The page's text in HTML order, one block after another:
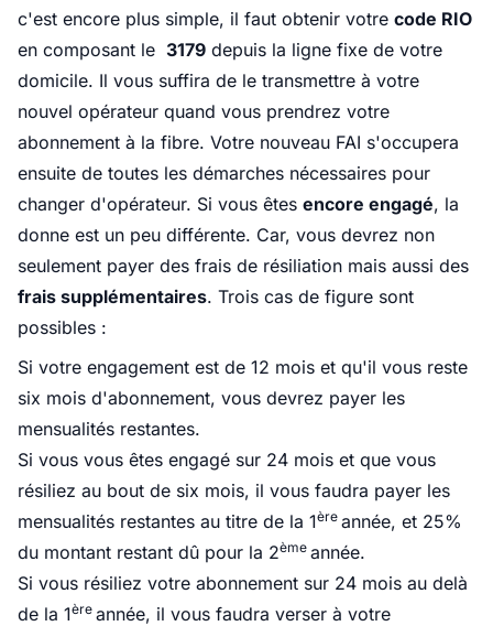
c'est encore plus simple, il faut obtenir votre code RIO
en composant le 3179 depuis la ligne fixe de votre
domicile. Il vous suffira de le transmettre à votre
nouvel opérateur quand vous prendrez votre
abonnement à la fibre. Votre nouveau FAI s'occupera
ensuite de toutes les démarches nécessaires pour
changer d'opérateur. Si vous êtes encore engagé, la
donne est un peu différente. Car, vous devrez non
seulement payer des frais de résiliation mais aussi des
frais supplémentaires. Trois cas de figure sont
possibles :
Si votre engagement est de 12 mois et qu'il vous reste
six mois d'abonnement, vous devrez payer les
mensualités restantes.
Si vous vous êtes engagé sur 24 mois et que vous
résiliez au bout de six mois, il vous faudra payer les
mensualités restantes au titre de la 1ère année, et 25%
du montant restant dû pour la 2ème année.
Si vous résiliez votre abonnement sur 24 mois au delà
de la 1ère année, il vous faudra verser à votre